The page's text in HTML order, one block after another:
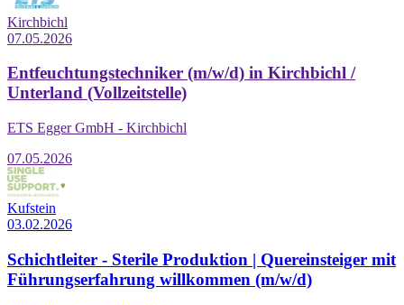
Kirchbichl
07.05.2026
Entfeuchtungstechniker (m/w/d) in Kirchbichl /
Unterland (Vollzeitstelle)
ETS Egger GmbH - Kirchbichl
07.05.2026
Kufstein
03.02.2026
Schichtleiter - Sterile Produktion | Quereinsteiger mit
Führungserfahrung willkommen (m/w/d)